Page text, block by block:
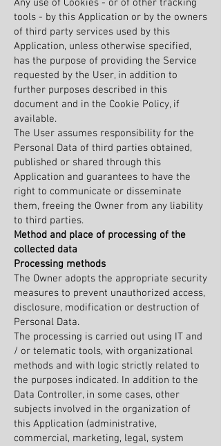
Any use of Cookies - or of other tracking
tools - by this Application or by the owners
of third party services used by this
Application, unless otherwise specified,
has the purpose of providing the Service
requested by the User, in addition to
further purposes described in this
document and in the Cookie Policy, if
available.
The User assumes responsibility for the
Personal Data of third parties obtained,
published or shared through this
Application and guarantees to have the
right to communicate or disseminate
them, freeing the Owner from any liability
to third parties.
Method and place of processing of the
collected data
Processing methods
The Owner adopts the appropriate security
measures to prevent unauthorized access,
disclosure, modification or destruction of
Personal Data.
The processing is carried out using IT and
/ or telematic tools, with organizational
methods and with logic strictly related to
the purposes indicated. In addition to the
Data Controller, in some cases, other
subjects involved in the organization of
this Application (administrative,
commercial, marketing, legal, system